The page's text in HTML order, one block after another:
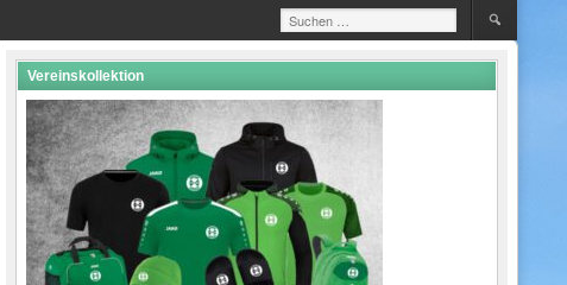
Suchen
Vereinskollektion